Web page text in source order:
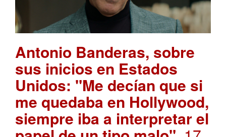
Antonio Banderas, sobre
sus inicios en Estados
Unidos: "Me decían que si
me quedaba en Hollywood,
siempre iba a interpretar el